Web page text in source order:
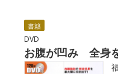
書籍
DVD
お腹が凹み 全身